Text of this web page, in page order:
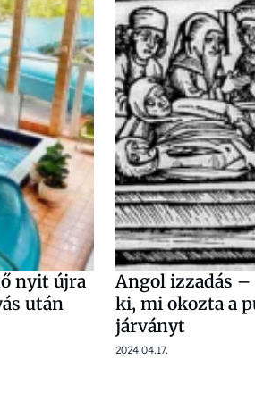
nyit újra
után
Angol izzadás
ki, mi okozta a
járványt
2024.04.17.